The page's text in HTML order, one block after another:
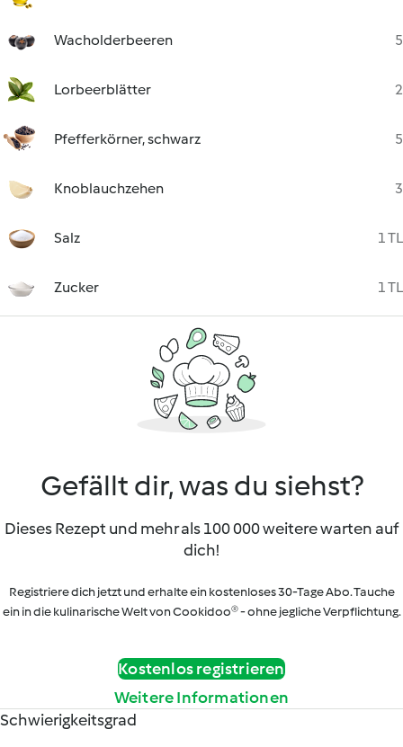
Wacholderbeeren 5
Lorbeerblätter 2
Pfefferkörner, schwarz 5
Knoblauchzehen 3
Salz 1 TL
Zucker 1 TL
Gefällt dir, was du siehst?
Dieses Rezept und mehr als 100 000 weitere warten auf
dich!
Registriere dich jetzt und erhalte ein kostenloses 30-Tage Abo. Tauche
ein in die kulinarische Welt von Cookidoo® - ohne jegliche Verpflichtung.
Kostenlos registrieren
Weitere Informationen
Schwierigkeitsgrad